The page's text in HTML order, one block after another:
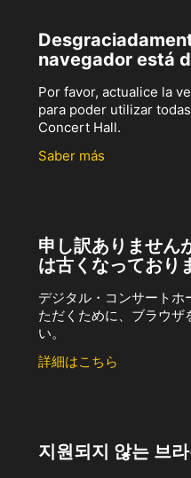
navegador está
Por favor, actualice la
para poder utilizar
Concert Hall.
Saber más
申し訳ありません
は古くなっており
デジタル・コンサートホ
ただくために、ブラウザ
い。
詳細はこちら
지원되지 않는 브